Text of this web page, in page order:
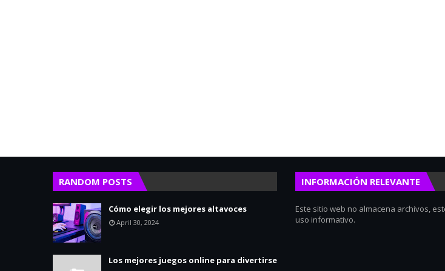
RANDOM POSTS
Cómo elegir los mejores altavoces
April 30, 2024
Los mejores juegos online para divertirse
INFORMACIÓN RELEVANTE
Este sitio web no almacena archivos,
uso informativo.